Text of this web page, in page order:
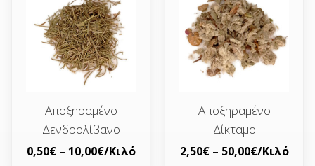
Αποξηραμένο
Δενδρολίβανο
0,50€ – 10,00€/Κιλό
Αποξηραμένο
Δίκταμο
2,50€ – 50,00€/Κιλό